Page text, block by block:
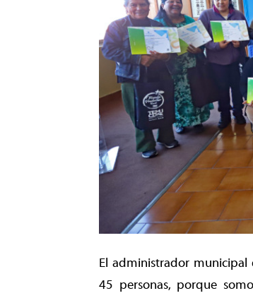
El administrador municipal
45 personas, porque